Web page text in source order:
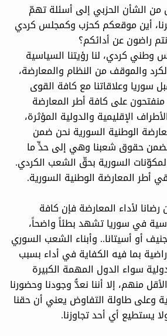
من الشأن الحزبي إلى أسئلة تهمّ
أين موقعكم كحزب وكمجلس كردي
راضون عن أدائكم؟
وطني كردي، لنا رؤيتنا السياسية
والموقف من النظام والمعارضة،
سوريا وعلاقاتنا مع كافة القوى
منفتحون على كافة أطر المعارضة
الإقليمية والدولية المؤثرة،
الوطنية السورية نحن ضمن
حقوق شعبنا وهي إلى حدٍّ ما
السورية بحقّ الشعب الكردي.
أطر المعارضة الوطنية السورية.
لأداء المعارضة فإن كافة
في سوريا تشهد بطئاً واضحاً،
أو أسيتانا.. وأبناء الشعب السوري
بما فيه الكفاية في أداء بسبب
سواء الدول المهمة الكبيرة
منهم، إلا أننا نعدُّ وجودنا وحضورنا
وعلى طاولة التفاوض يعني أن حقنا
يستطيع أي أحد تجاوزنا.